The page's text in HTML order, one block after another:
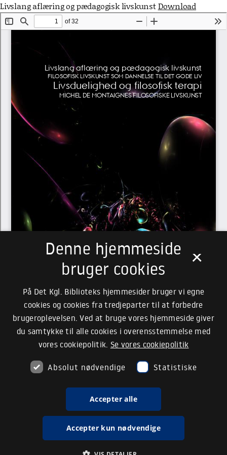
Livslang aflæring og pædagogisk livskunstDownload
×
Denne hjemmeside
bruger cookies
På Det Kgl. Biblioteks hjemmesider bruger vi egne
cookies og cookies fra tredjeparter til at forbedre
brugeroplevelsen. Ved at bruge vores hjemmeside giver
du samtykke til alle cookies i overensstemmelse med
vores cookiepolitik. Se vores cookiepolitik
Absolut nødvendige Statistiske
Accepter alle
Accepter kun nødvendige